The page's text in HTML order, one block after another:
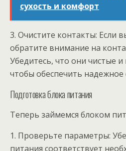
сухость и комфорт
3. Очистите контакты: Если
обратите внимание на
Убедитесь, что они чистые
чтобы обеспечить надежное
Подготовка блока питания
Теперь займемся блоком
1. Проверьте параметры:
питания соответствует